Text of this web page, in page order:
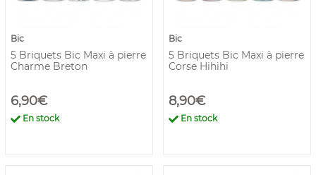
Bic
5 Briquets Bic Maxi à pierre
Charme Breton
6,90€
En stock
Bic
5 Briquets Bic Maxi à pierre
Corse Hihihi
8,90€
En stock